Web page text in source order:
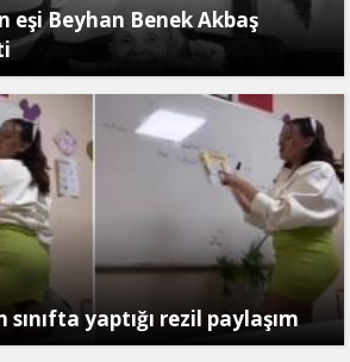
eşi Beyhan Benek Akbaş
yaptığı rezil paylaşım